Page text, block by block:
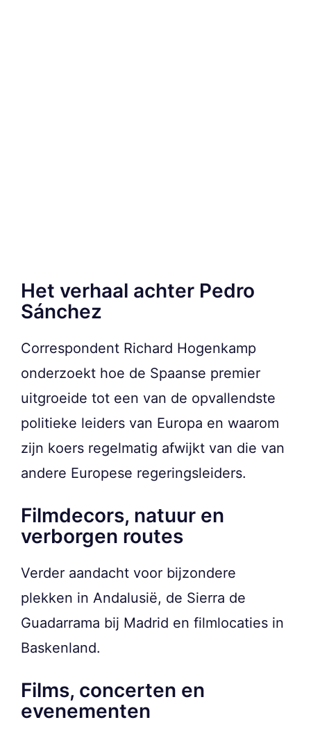
Het verhaal achter Pedro
Sánchez
Correspondent Richard Hogenkamp
onderzoekt hoe de Spaanse premier
uitgroeide tot een van de opvallendste
politieke leiders van Europa en waarom
zijn koers regelmatig afwijkt van die van
andere Europese regeringsleiders.
Filmdecors, natuur en
verborgen routes
Verder aandacht voor bijzondere
plekken in Andalusië, de Sierra de
Guadarrama bij Madrid en filmlocaties in
Baskenland.
Films, concerten en
evenementen